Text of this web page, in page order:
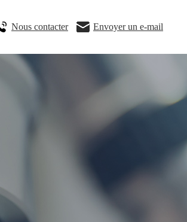
Nous contacter Envoyer un e-mail